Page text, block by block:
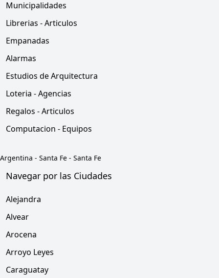
Municipalidades
Librerias - Articulos
Empanadas
Alarmas
Estudios de Arquitectura
Loteria - Agencias
Regalos - Articulos
Computacion - Equipos
Argentina - Santa Fe - Santa Fe
Navegar por las Ciudades
Alejandra
Alvear
Arocena
Arroyo Leyes
Caraguatay